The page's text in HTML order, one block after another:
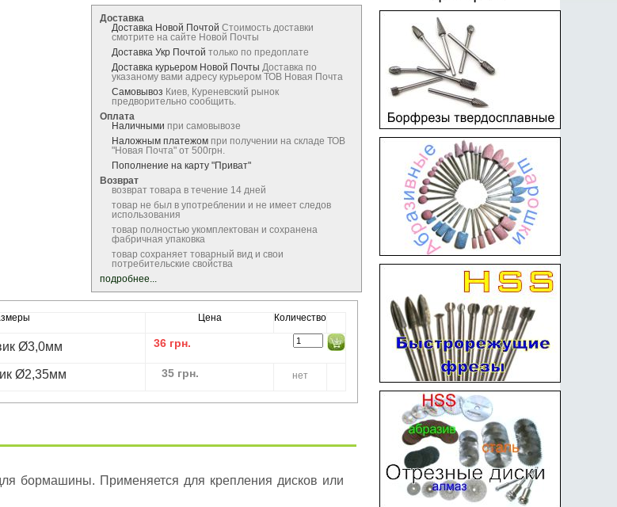
Доставка
Доставка Новой Почтой Стоимость доставки
смотрите на сайте Новой Почты
Доставка Укр Почтой только по предоплате
Доставка курьером Новой Почты Доставка по
указаному вами адресу курьером ТОВ Новая Почта
Самовывоз Киев, Куреневский рынок
предворительно сообщить.
Оплата
Наличными при самовывозе
Наложным платежом при получении на складе ТОВ
"Новая Почта" от 500грн.
Пополнение на карту "Приват"
Возврат
возврат товара в течение 14 дней
товар не был в употреблении и не имеет следов
использования
товар полностью укомплектован и сохранена
фабричная упаковка
товар сохраняет товарный вид и свои
потребительские свойства
подробнее...
Цена Количество
Ø3,0мм 36 грн.
Ø2,35мм 35 грн. нет
бормашины. Применяется для крепления дисков или